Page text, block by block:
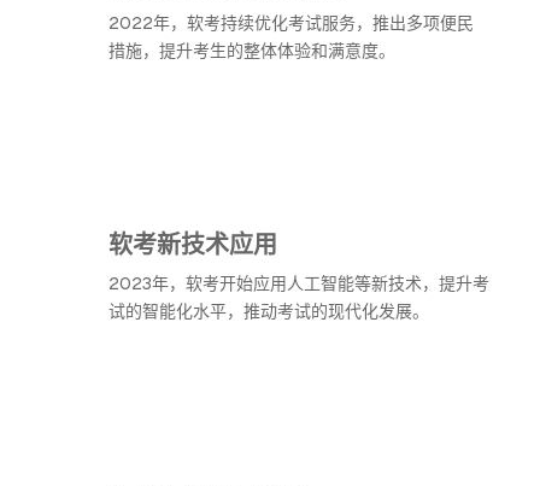
2022年，软考持续优化考试服务，推出多项便民
措施，提升考生的整体体验和满意度。
软考新技术应用
2023年，软考开始应用人工智能等新技术，提升考
试的智能化水平，推动考试的现代化发展。